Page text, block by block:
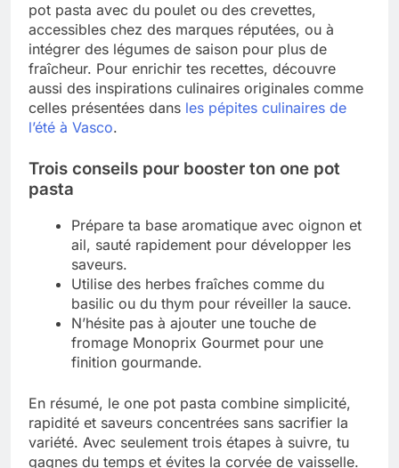
pot pasta avec du poulet ou des crevettes,
accessibles chez des marques réputées, ou à
intégrer des légumes de saison pour plus de
fraîcheur. Pour enrichir tes recettes, découvre
aussi des inspirations culinaires originales comme
celles présentées dans les pépites culinaires de
l’été à Vasco.
Trois conseils pour booster ton one pot
pasta
Prépare ta base aromatique avec oignon et
ail, sauté rapidement pour développer les
saveurs.
Utilise des herbes fraîches comme du
basilic ou du thym pour réveiller la sauce.
N’hésite pas à ajouter une touche de
fromage Monoprix Gourmet pour une
finition gourmande.
En résumé, le one pot pasta combine simplicité,
rapidité et saveurs concentrées sans sacrifier la
variété. Avec seulement trois étapes à suivre, tu
gagnes du temps et évites la corvée de vaisselle.